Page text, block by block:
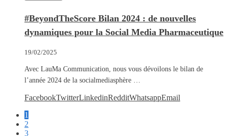
#BeyondTheScore Bilan 2024 : de nouvelles
dynamiques pour la Social Media Pharmaceutique
19/02/2025
Avec LauMa Communication, nous vous dévoilons le bilan de
l’année 2024 de la socialmediasphère …
FacebookTwitterLinkedinRedditWhatsappEmail
1
2
3